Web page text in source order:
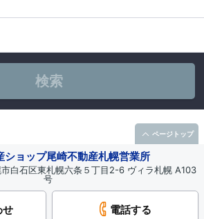
検索
ショップ尾崎不動産札幌営業所
白石区東札幌六条５丁目2-6 ヴィラ札幌 A103
号
せ 電話する
ページトップ